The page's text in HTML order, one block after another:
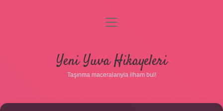
Gizlilik Politikası
menüyü
Yeni Yuva Hikayeleri
Taşınma maceralarıyla ilham bul!